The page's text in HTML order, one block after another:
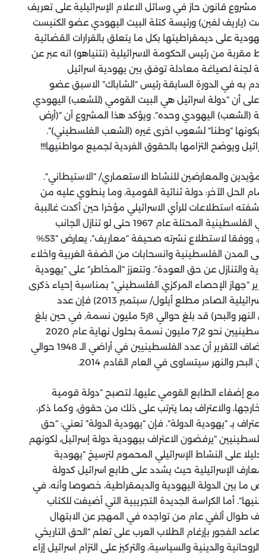
قانون حاز في وسائل الاعلام الإسرائيلية على تعريف
(ياريف لفين) ورئيسة كتلة البيت اليهودي عضو الكنيست
على ديمقراطيتها بكل ما يتعلق بالقرارات القضائية
من رئيس الحكومة الاسرائيلية (نتنياهو) انه عبر عن
لصياغة معادلة توفق بين يهودية اسرائيل
في الدورة السابقة رئيس “الشاباك” الاسبق عضو
أن “دولة اسرائيل هي البيت القومي (للشعب) اليهودي
اليهودي وحده”. ويؤكد هذا المشروع أن “(أرض
“وطنا” لشعوب اخرى غيره (الشعب الفلسطيني)”.
ويوضح التزامها بالحقوق الفردية لجميع مواطنيها!!!
والمعارضين للنشاط الاستعماري/ “الاستيطاني”.
الحل الآخر: دولة ثنائية القومية، وما ينطوي عليه من
استطلاعات للرأي الاسرائيلي مؤخرا حين أكدت غالبية
إسرائيلية معارضتها لاخلاء “المستوطنات” المنتشرة بالاراضي الفلسطينية المحتلة عام 1967 حتى لو تنازل الجانب
الفلسطيني عن حق العودة للاجئين واعترف بيهودية اسرائيل. ووفقا لاستطلاع نشرته صحيفة “معاريف”، يعارض “53%
المدن الفلسطينية وانسحابات من الضفة الغربية واخلاء
عن حق العودة”. وتتعزز “المخاطر” على “يهودية
“جهاز الإحصاء المركزي الفلسطيني” بمناسبة إحياء ذكرى
النكبة الـ “65” (معززا أساسا بتقرير دائرة الإحصاء المركزية الإسرائيلية الصادر مطلع أيلول/ سبتمبر 2013) فإن عدد
الفلسطينيين المقيمين حاليا في فلسطين التاريخية (ما بين النهر والبحر) قد بلغ حوالي 8ر5 مليون نسمة, في حين بلغ
عدد اليهود حوالي 6 مليون. ومن المتوقع ان يبلغ عدد الفلسطينيين نحو 2ر7 مليون نسمة بحلول نهاية عام 2020
والإسرائيليين نحو 9ر6 مليون، وفق معدلات النمو الحالية. وأضاف التقرير أن عدد الفلسطينيين في أراضي الـ 1948 حوالي
إضفاء الطابع القومي عليها، لتصبح “دولة قومية
والاعتراف بما يترتب على ذلك من حقوق. وكما ذكر،
بـ “يهودية الدولة”، فإن “يهودية الدولة” تعني: “حق
“يرفضون الاعتراف بيهودية دولة إسرائيل، لكونهم
على النشاط الإسرائيلي المحموم لترسيخ “يهودية
الإسرائيلية حيث يشدد على طابع اسرائيل كدولة
بين الدولة اليهودية والديمقراطية، خصوصا وأنه، في
أما الكراسة الجديدة التجريبية التي أضيفت للكتاب
طوال ألفي عام من تواجده في المهجر عن الابتهال
الفجور بإرغام الطلاب العرب على تعلم “الحق التاريخي
والدينية والسياسية، والتركيز على التزام اسرائيل إزاء